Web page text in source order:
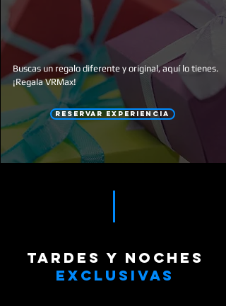
Buscas un regalo diferente y original, aquí lo tienes.
¡Regala VRMax!
RESERVAR EXPERIENCIA
tardes y noches
exclusivas